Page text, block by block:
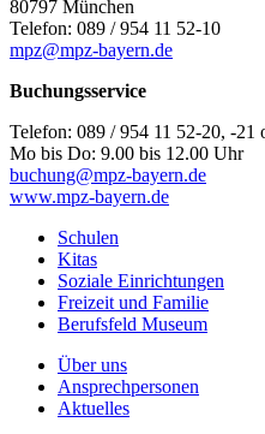
80797 München
Telefon: 089 / 954 11 52-10
mpz@mpz-bayern.de
Buchungsservice
Telefon: 089 / 954 11 52-20, -21
Mo bis Do: 9.00 bis 12.00 Uhr
buchung@mpz-bayern.de
www.mpz-bayern.de
Schulen
Kitas
Soziale Einrichtungen
Freizeit und Familie
Berufsfeld Museum
Über uns
Ansprechpersonen
Aktuelles